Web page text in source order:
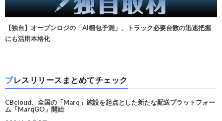
【独自】オープンロジの「AI梱包予測」、トラック必要台数の迅速把握
にも活用本格化
プレスリリースまとめてチェック
CBcloud、全国の「Marq」施設を起点とした新たな配送プラットフォー
ム「MarqGO」開始